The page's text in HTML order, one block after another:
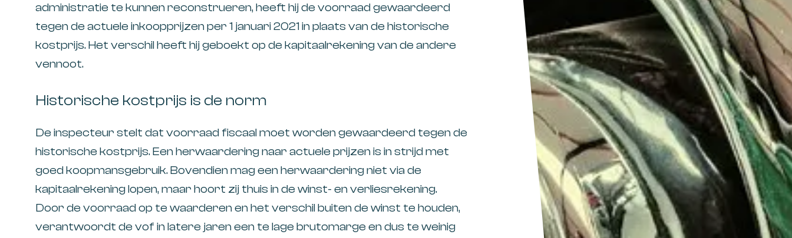
administratie te kunnen reconstrueren, heeft hij de voorraad gewaardeerd
tegen de actuele inkoopprijzen per 1 januari 2021 in plaats van de historische
kostprijs. Het verschil heeft hij geboekt op de kapitaalrekening van de andere
vennoot.
Historische kostprijs is de norm
De inspecteur stelt dat voorraad fiscaal moet worden gewaardeerd tegen de
historische kostprijs. Een herwaardering naar actuele prijzen is in strijd met
goed koopmansgebruik. Bovendien mag een herwaardering niet via de
kapitaalrekening lopen, maar hoort zij thuis in de winst- en verliesrekening.
Door de voorraad op te waarderen en het verschil buiten de winst te houden,
verantwoordt de vof in latere jaren een te lage brutomarge en dus te weinig